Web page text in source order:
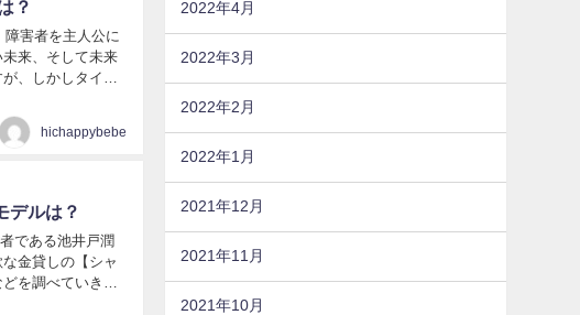
？
害者を主人公に
来、そして未来
hichappybebe
デルは？
である池井戸潤
金貸しの【シャ
2022年4月
2022年3月
2022年2月
2022年1月
2021年12月
2021年11月
2021年10月